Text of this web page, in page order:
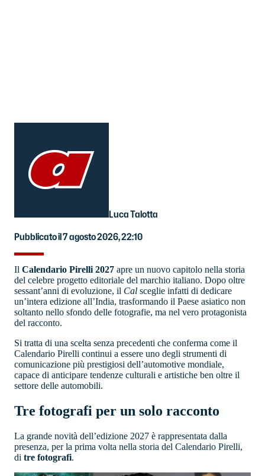
Luca Talotta
Pubblicato il 7 agosto 2026, 22:10
Il Calendario Pirelli 2027 apre un nuovo capitolo nella storia
del celebre progetto editoriale del marchio italiano. Dopo oltre
sessant’anni di evoluzione, il Cal sceglie infatti di dedicare
un’intera edizione all’India, trasformando il Paese asiatico non
soltanto nello sfondo delle fotografie, ma nel vero protagonista
del racconto.
Si tratta di una scelta senza precedenti che conferma come il
Calendario Pirelli continui a essere uno degli strumenti di
comunicazione più prestigiosi dell’automotive mondiale,
capace di anticipare tendenze culturali e artistiche ben oltre il
settore delle automobili.
Tre fotografi per un solo racconto
La grande novità dell’edizione 2027 è rappresentata dalla
presenza, per la prima volta nella storia del Calendario Pirelli,
di tre fotografi.